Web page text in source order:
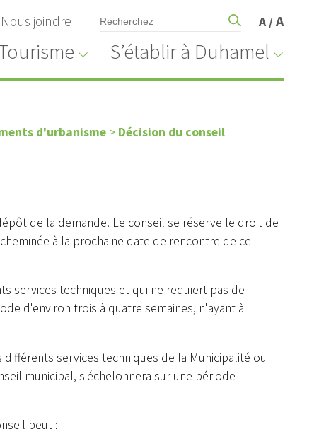
Nous joindre A /A
S’établir à Duhamel
d'urbanisme > Décision du conseil
de la demande. Le conseil se réserve le droit de
à la prochaine date de rencontre de ce
services techniques et qui ne requiert pas de
d'environ trois à quatre semaines, n'ayant à
services techniques de la Municipalité ou
municipal, s'échelonnera sur une période
peut :